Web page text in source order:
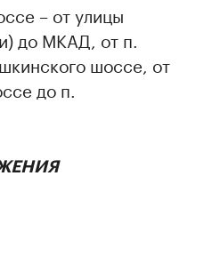
– от улицы
до МКАД, от п.
шоссе, от
до п.